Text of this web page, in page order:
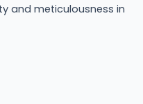
and meticulousness in